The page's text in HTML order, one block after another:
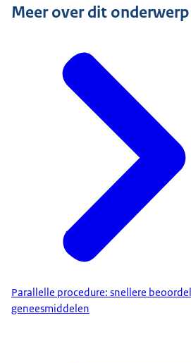
Meer over dit onderwerp
Parallelle procedure: snellere
geneesmiddelen